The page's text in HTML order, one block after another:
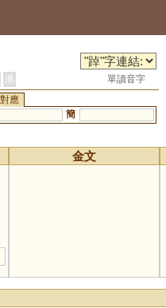
港
單讀音字
應
簡
金文